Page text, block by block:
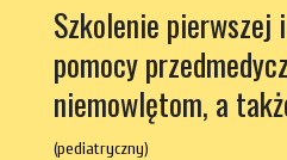
Szkolenie pierwszej
pomocy
niemowlętom, a
(pediatryczny)